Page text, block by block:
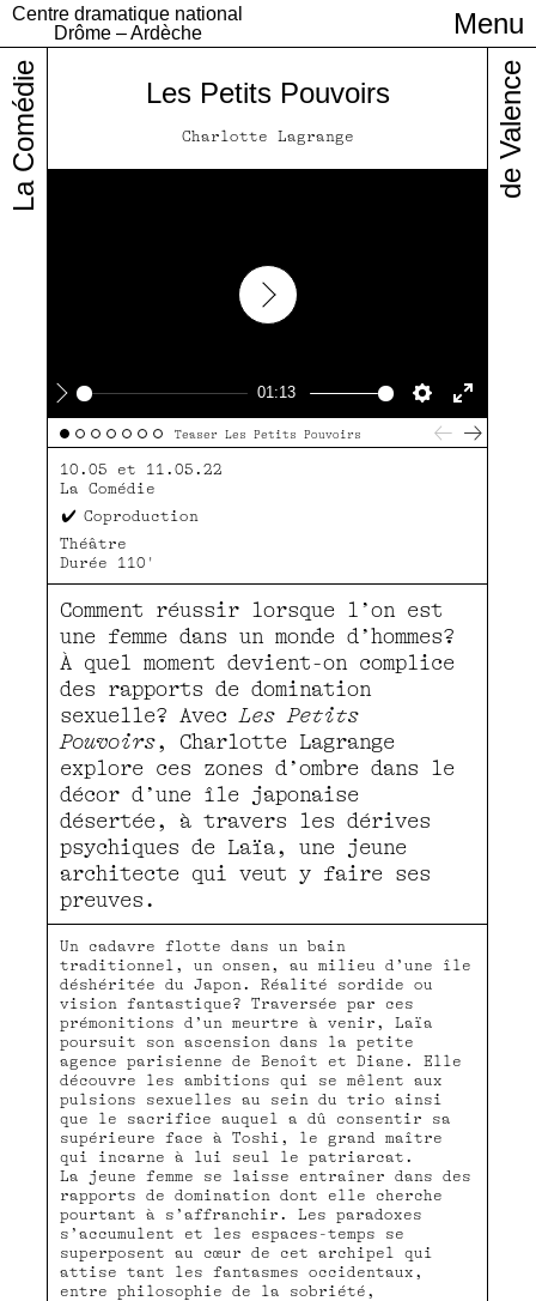
Centre dramatique national
Drôme – Ardèche
Menu
Infos pratiques
Les Petits Pouvoirs
Charlotte Lagrange
Play
01:13
Settings
Enter
Play
Teaser Les Petits Pouvoirs
10.05 et 11.05.22
La Comédie
Coproduction
Théâtre
Durée 110'
Comment réussir lorsque l’on est
une femme dans un monde d’hommes?
À quel moment devient-on complice
des rapports de domination
sexuelle? AvecLes Petits
Pouvoirs, Charlotte Lagrange
explore ces zones d’ombre dans le
décor d’une île japonaise
désertée, à travers les dérives
psychiques de Laïa, une jeune
architecte qui veut y faire ses
preuves.
Un cadavre flotte dans un bain
traditionnel, un onsen, au milieu d’une île
déshéritée du Japon. Réalité sordide ou
vision fantastique? Traversée par ces
prémonitions d’un meurtre à venir, Laïa
poursuit son ascension dans la petite
agence parisienne de Benoît et Diane. Elle
découvre les ambitions qui se mêlent aux
pulsions sexuelles au sein du trio ainsi
que le sacrifice auquel a dû consentir sa
supérieure face à Toshi, le grand maître
qui incarne à lui seul le patriarcat.
La jeune femme se laisse entraîner dans des
rapports de domination dont elle cherche
pourtant à s’affranchir. Les paradoxes
s’accumulent et les espaces-temps se
superposent au cœur de cet archipel qui
attise tant les fantasmes occidentaux,
entre philosophie de la sobriété,
La Comédie de Valence